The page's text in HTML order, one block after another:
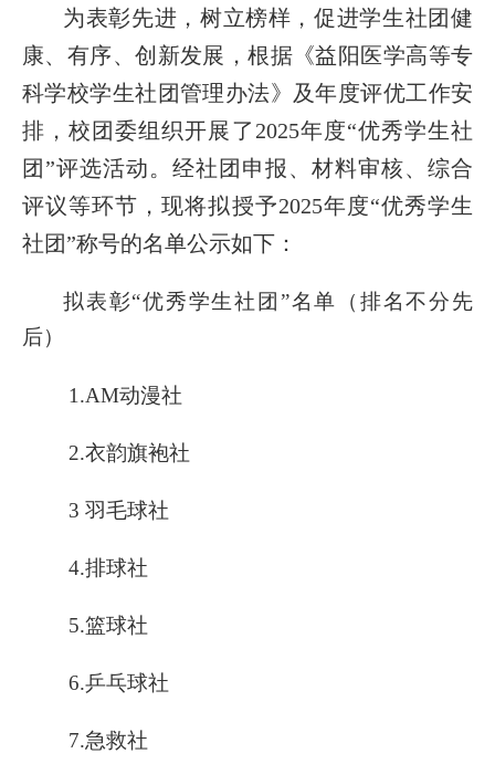
为表彰先进，树立榜样，促进学生社团健
康、有序、创新发展，根据《益阳医学高等专
科学校学生社团管理办法》及年度评优工作安
排，校团委组织开展了2025年度“优秀学生社
团”评选活动。经社团申报、材料审核、综合
评议等环节，现将拟授予2025年度“优秀学生
社团”称号的名单公示如下：
拟表彰“优秀学生社团”名单（排名不分先
后）
1.AM动漫社
2.衣韵旗袍社
3 羽毛球社
4.排球社
5.篮球社
6.乒乓球社
7.急救社